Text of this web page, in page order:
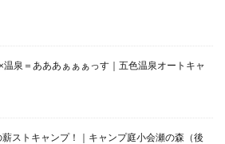
温泉＝あああぁぁぁっす｜五色温泉オートキャ
薪ストキャンプ！｜キャンプ庭小会瀬の森（後